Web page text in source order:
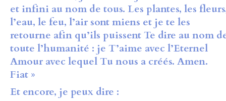
et infini au nom de tous. Les plantes, les
l’eau, le feu, l’air sont miens et je te les
retourne afin qu’ils puissent Te dire au nom
toute l’humanité : je T’aime avec l’Eternel
Amour avec lequel Tu nous a créés. Amen.
Fiat »
Et encore, je peux dire :